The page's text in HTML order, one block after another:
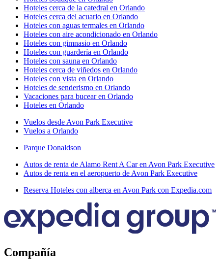
Hoteles cerca de la catedral en Orlando
Hoteles cerca del acuario en Orlando
Hoteles con aguas termales en Orlando
Hoteles con aire acondicionado en Orlando
Hoteles con gimnasio en Orlando
Hoteles con guardería en Orlando
Hoteles con sauna en Orlando
Hoteles cerca de viñedos en Orlando
Hoteles con vista en Orlando
Hoteles de senderismo en Orlando
Vacaciones para bucear en Orlando
Hoteles en Orlando
Vuelos desde Avon Park Executive
Vuelos a Orlando
Parque Donaldson
Autos de renta de Alamo Rent A Car en Avon Park Executive
Autos de renta en el aeropuerto de Avon Park Executive
Reserva Hoteles con alberca en Avon Park con Expedia.com
Compañía